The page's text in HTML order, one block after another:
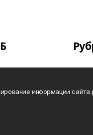
информации сайта